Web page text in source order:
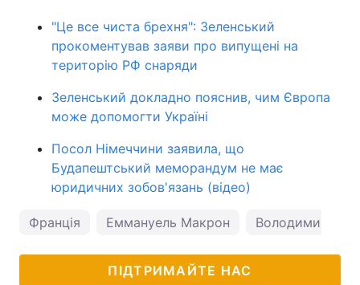
"Це все чиста брехня": Зеленський
прокоментував заяви про випущені на
територію РФ снаряди
Зеленський докладно пояснив, чим Європа
може допомогти Україні
Посол Німеччини заявила, що
Будапештський меморандум не має
юридичних зобов'язань (відео)
Франція Еммануель Макрон Володимир
ПІДТРИМАЙТЕ НАС